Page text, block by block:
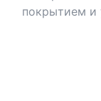
покрытием и